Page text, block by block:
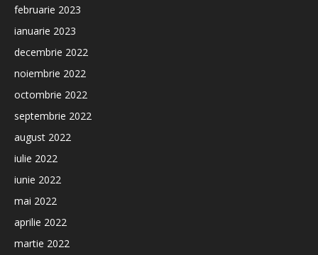
februarie 2023
ianuarie 2023
decembrie 2022
noiembrie 2022
octombrie 2022
septembrie 2022
august 2022
iulie 2022
iunie 2022
mai 2022
aprilie 2022
martie 2022